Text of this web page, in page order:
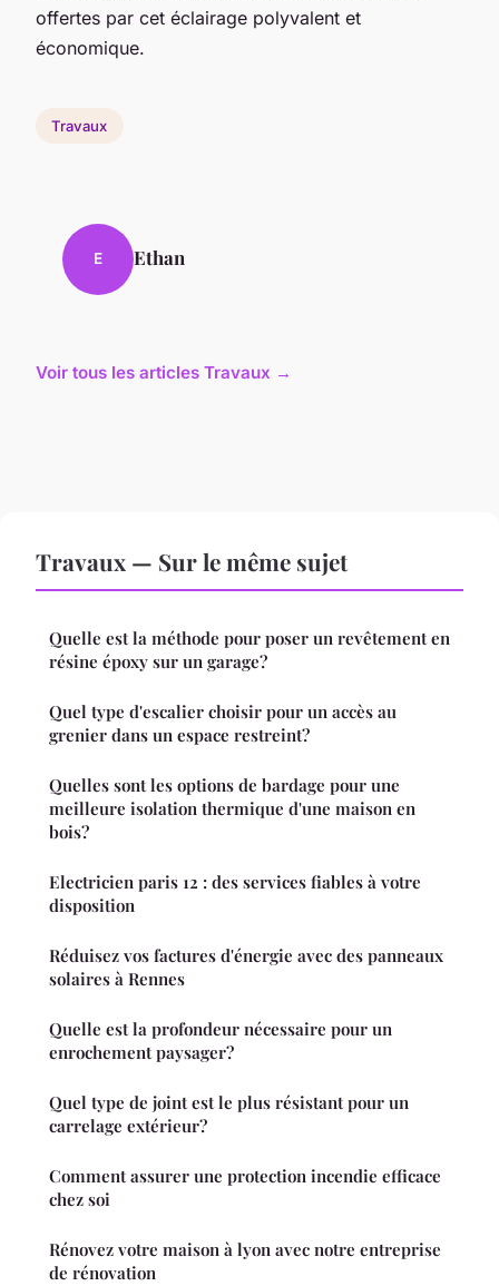
offertes par cet éclairage polyvalent et
économique.
Travaux
E Ethan
Voir tous les articles Travaux →
Travaux — Sur le même sujet
Quelle est la méthode pour poser un revêtement en
résine époxy sur un garage?
Quel type d'escalier choisir pour un accès au
grenier dans un espace restreint?
Quelles sont les options de bardage pour une
meilleure isolation thermique d'une maison en
bois?
Electricien paris 12 : des services fiables à votre
disposition
Réduisez vos factures d'énergie avec des panneaux
solaires à Rennes
Quelle est la profondeur nécessaire pour un
enrochement paysager?
Quel type de joint est le plus résistant pour un
carrelage extérieur?
Comment assurer une protection incendie efficace
chez soi
Rénovez votre maison à lyon avec notre entreprise
de rénovation